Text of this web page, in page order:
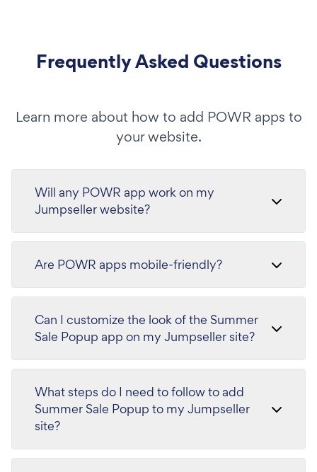
Frequently Asked Questions
Learn more about how to add POWR apps to
your website.
Will any POWR app work on my
Jumpseller website?
Are POWR apps mobile-friendly?
Can I customize the look of the Summer
Sale Popup app on my Jumpseller site?
What steps do I need to follow to add
Summer Sale Popup to my Jumpseller
site?